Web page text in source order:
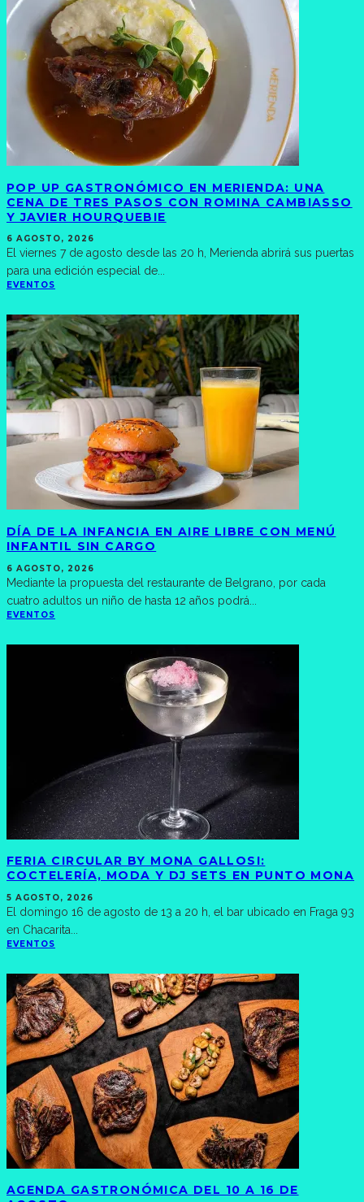
POP UP GASTRONÓMICO EN MERIENDA: UNA
CENA DE TRES PASOS CON ROMINA CAMBIASSO
Y JAVIER HOURQUEBIE
6 AGOSTO, 2026
El viernes 7 de agosto desde las 20 h, Merienda abrirá sus puertas
para una edición especial de...
EVENTOS
DÍA DE LA INFANCIA EN AIRE LIBRE CON MENÚ
INFANTIL SIN CARGO
6 AGOSTO, 2026
Mediante la propuesta del restaurante de Belgrano, por cada
cuatro adultos un niño de hasta 12 años podrá
EVENTOS
FERIA CIRCULAR BY MONA GALLOSI:
COCTELERÍA, MODA Y DJ SETS EN PUNTO MONA
5 AGOSTO, 2026
El domingo 16 de agosto de 13 a 20 h, el bar ubicado en Fraga 93
en Chacarita
EVENTOS
AGENDA GASTRONÓMICA DEL 10 A 16 DE